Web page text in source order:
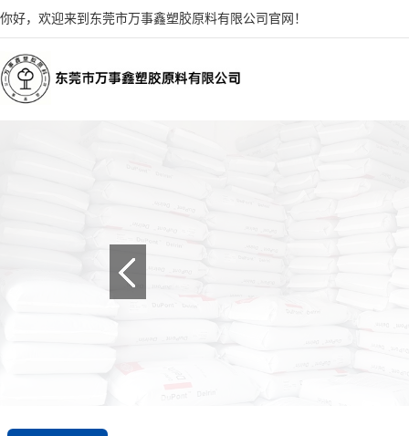
你好，欢迎来到东莞市万事鑫塑胶原料有限公司官网！